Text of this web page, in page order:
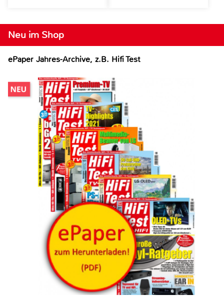
Neu im Shop
ePaper Jahres-Archive, z.B. Hifi Test